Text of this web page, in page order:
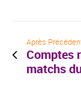
Après
Comptes
matchs